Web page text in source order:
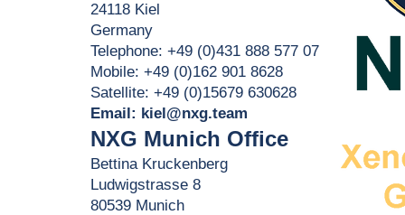
24118 Kiel
Germany
Telephone: +49 (0)431 888 577 07
Mobile: +49 (0)162 901 8628
Satellite: +49 (0)15679 630628
Email: kiel@nxg.team
NXG Munich Office
Bettina Kruckenberg
Ludwigstrasse 8
80539 Munich